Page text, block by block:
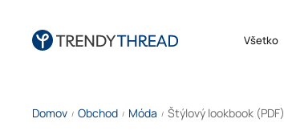
Všetko
Domov / Obchod / Móda / Štýlový lookbook (PDF)